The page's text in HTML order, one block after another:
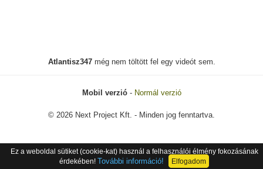
Atlantisz347még nem töltött fel egy videót sem.
Mobil verzió- Normál verzió
© 2026 Next Project Kft. - Minden jog fenntartva.
Ez a weboldal sütiket (cookie-kat) használ a felhasználói élmény fokozásának
érdekében! További információ! Elfogadom